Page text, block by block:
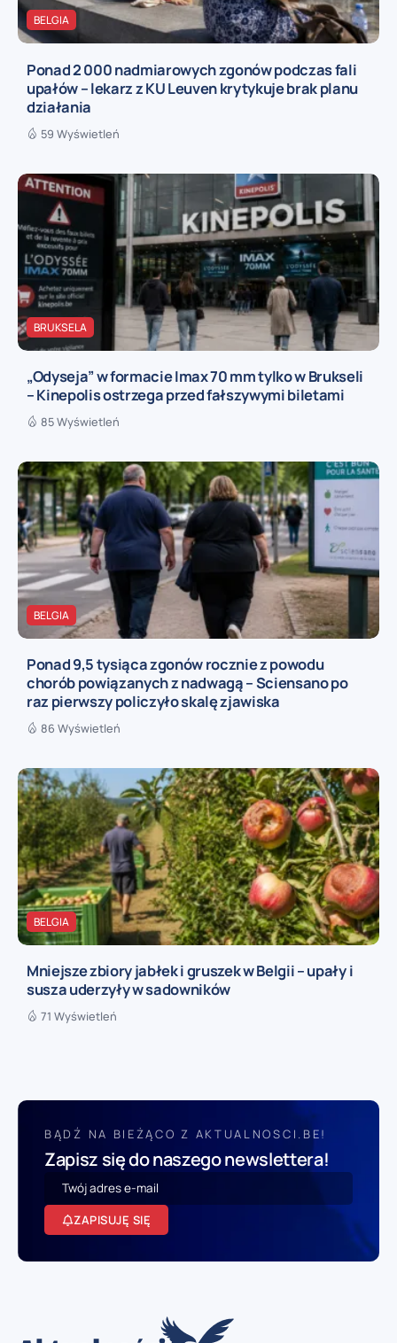
BELGIA
Ponad 2 000 nadmiarowych zgonów podczas fali
upałów – lekarz z KU Leuven krytykuje brak planu
działania
59 Wyświetleń
BRUKSELA
„Odyseja” w formacie Imax 70 mm tylko w Brukseli
– Kinepolis ostrzega przed fałszywymi biletami
85 Wyświetleń
BELGIA
Ponad 9,5 tysiąca zgonów rocznie z powodu
chorób powiązanych z nadwagą – Sciensano po
raz pierwszy policzyło skalę zjawiska
86 Wyświetleń
BELGIA
Mniejsze zbiory jabłek i gruszek w Belgii – upały i
susza uderzyły w sadowników
71 Wyświetleń
BĄDŹ NA BIEŻĄCO Z AKTUALNOSCI.BE!
Zapisz się do naszego newslettera!
ZAPISUJĘ SIĘ